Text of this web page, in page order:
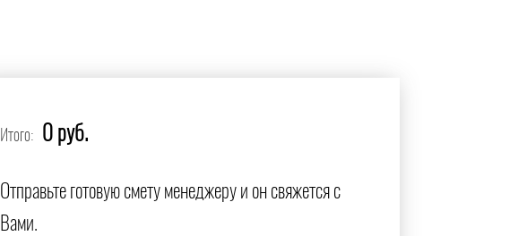
Итого: 0 руб.
Отправьте готовую смету менеджеру и он свяжется с
Вами.